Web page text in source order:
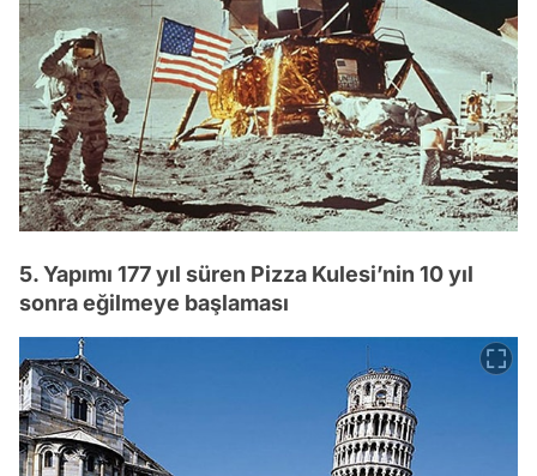
5. Yapımı 177 yıl süren Pizza Kulesi’nin 10 yıl
sonra eğilmeye başlaması